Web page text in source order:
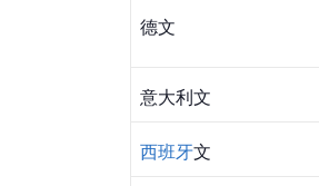
德文
意大利文
西班牙文